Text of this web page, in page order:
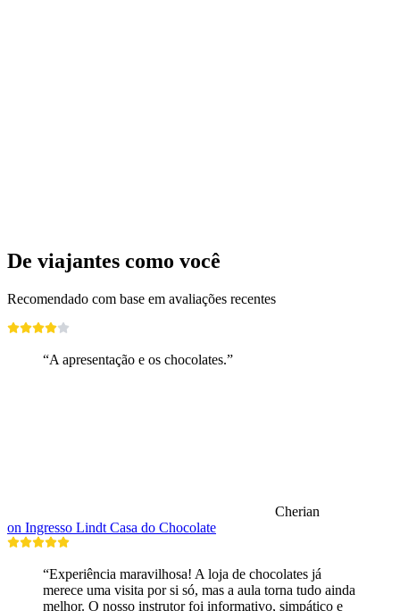
De viajantes como você
Recomendado com base em avaliações recentes
“A apresentação e os chocolates.”
Cherian
on Ingresso Lindt Casa do Chocolate
“Experiência maravilhosa! A loja de chocolates já
merece uma visita por si só, mas a aula torna tudo ainda
melhor. O nosso instrutor foi informativo, simpático e